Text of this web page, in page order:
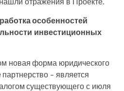
особенностей
инвестиционных
новая форма юридического
– является
существующего с июля